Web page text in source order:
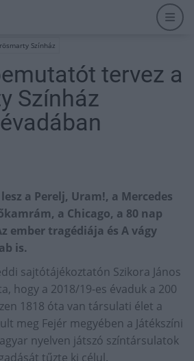
Színház
tervez a
Színház
a Perelj, Uram!, a Mercedes
a Chicago, a 80 nap
ember tragédiája és A vágy
is.
sajtótájékoztatón Szikora János
hogy a 2018/19-es évaduk a 200
1818 óta van társulati élet a
meg Fejér megyében a Játékszíni
nyelven játszó színtársulatok
tűzte ki célul.